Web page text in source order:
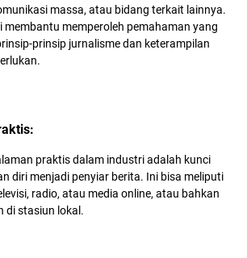
massa, atau bidang terkait lainnya.
membantu memperoleh pemahaman yang
prinsip jurnalisme dan keterampilan
praktis dalam industri adalah kunci
diri menjadi penyiar berita. Ini bisa meliputi
radio, atau media online, atau bahkan
di stasiun lokal.